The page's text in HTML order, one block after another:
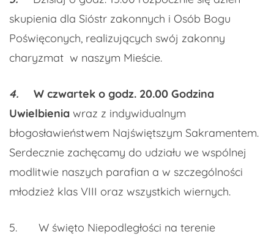
skupienia dla Sióstr zakonnych i Osób Bogu
Poświęconych, realizujących swój zakonny
charyzmat w naszym Mieście.
4. W czwartek o godz. 20.00 Godzina
Uwielbienia wraz z indywidualnym
błogosławieństwem Najświętszym Sakramentem.
Serdecznie zachęcamy do udziału we wspólnej
modlitwie naszych parafian a w szczególności
młodzież klas VIII oraz wszystkich wiernych.
5. W święto Niepodległości na terenie